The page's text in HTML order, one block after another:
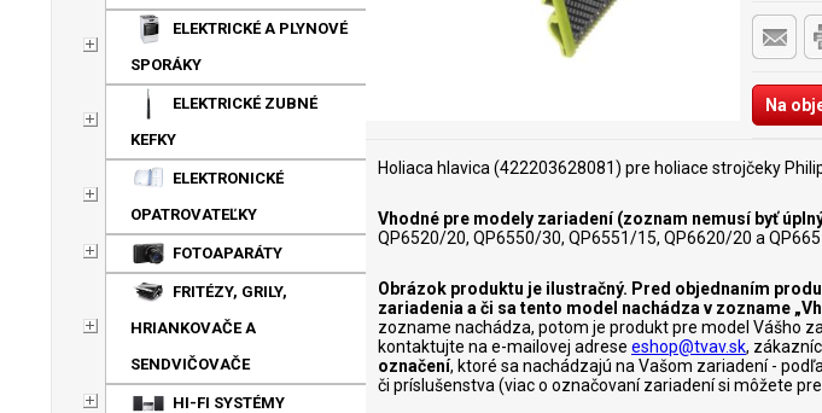
ELEKTRICKÉ A PLYNOVÉ
SPORÁKY
ELEKTRICKÉ ZUBNÉ
KEFKY
ELEKTRONICKÉ
OPATROVATEĽKY
FOTOAPARÁTY
FRITÉZY, GRILY,
HRIANKOVAČE A
SENDVIČOVAČE
HI-FI SYSTÉMY
Na
Holiaca hlavica (422203628081) pre holiace strojčeky
Vhodné pre modely zariadení (zoznam nemusí byť
QP6520/20, QP6550/30, QP6551/15, QP6620/20 a
Obrázok produktu je ilustračný. Pred objednaním
zariadenia a či sa tento model nachádza v zozname
zozname nachádza, potom je produkt pre model Vášho
kontaktujte na e-mailovej adrese eshop@tvav.sk,
označení, ktoré sa nachádzajú na Vašom zariadení -
či príslušenstva (viac o označovaní zariadení si môžete